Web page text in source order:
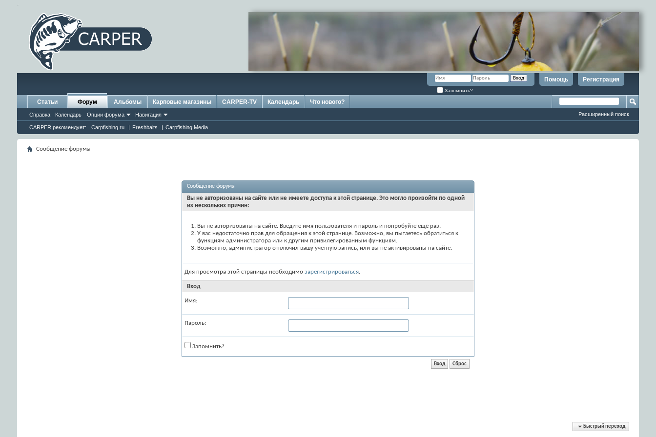
.
Регистрация
Помощь
Запомнить?
Статьи Форум
Справка Календарь Опции форума Навигация
CARPER рекомендует: Carpfishing.ru | Freshbaits | Carpfishing Media
Альбомы Карповые магазины CARPER-TV Календарь Что нового?
Расширенный поиск
Сообщение форума
Сообщение форума
Вы не авторизованы на сайте или не имеете доступа к этой странице. Это могло произойти по одной
из нескольких причин:
Вы не авторизованы на сайте. Введите имя пользователя и пароль и попробуйте ещё раз.
У вас недостаточно прав для обращения к этой странице. Возможно, вы пытаетесь обратиться к
функциям администратора или к другим привилегированным функциям.
Возможно, администратор отключил вашу учётную запись, или вы не активированы на сайте.
Для просмотра этой страницы необходимо зарегистрироваться.
Вход
Имя:
Пароль:
Запомнить?
Быстрый переход